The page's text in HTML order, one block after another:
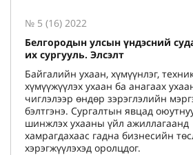
№ 5 (16) 2022
Белгородын улсын үндэсний
их сургууль. Элсэлт
Байгалийн ухаан, хүмүүнлэг,
хүмүүжүүлэх ухаан ба анагаах
чиглэлээр өндөр зэрэглэлийн
бэлтгэнэ. Сургалтын явцад
шинжлэх ухааны үйл ажиллагаанд
хамрагдахаас гадна бизнесийн
хэрэгжүүлэхэд оролцдог.